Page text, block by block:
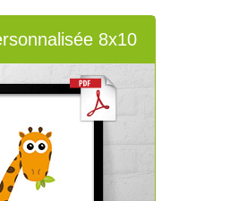
8x10